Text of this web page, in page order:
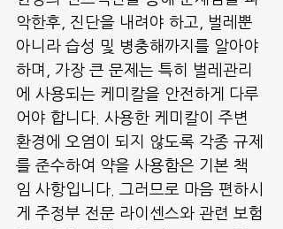
악한후, 진단을 내려야 하고, 벌레뿐
아니라 습성 및 병충해까지를 알아야
하며, 가장 큰 문제는 특히 벌레관리
에 사용되는 케미칼을 안전하게 다루
어야 합니다. 사용한 케미칼이 주변
환경에 오염이 되지 않도록 각종 규제
를 준수하여 약을 사용함은 기본 책
임 사항입니다. 그러므로 마음 편하시
게 주정부 전문 라이센스와 관련 보험